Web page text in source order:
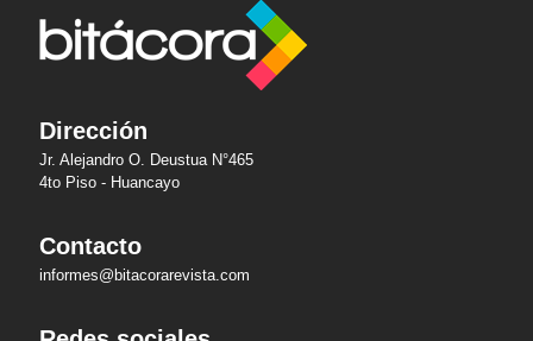
Dirección
Jr. Alejandro O. Deustua N°465
4to Piso - Huancayo
Contacto
informes@bitacorarevista.com